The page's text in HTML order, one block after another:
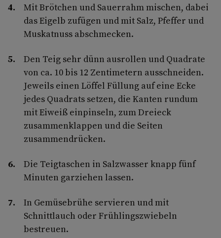
Mit Brötchen und Sauerrahm mischen, dabei
das Eigelb zufügen und mit Salz, Pfeffer und
Muskatnuss abschmecken.
Den Teig sehr dünn ausrollen und Quadrate
von ca. 10 bis 12 Zentimetern ausschneiden.
Jeweils einen Löffel Füllung auf eine Ecke
jedes Quadrats setzen, die Kanten rundum
mit Eiweiß einpinseln, zum Dreieck
zusammenklappen und die Seiten
zusammendrücken.
Die Teigtaschen in Salzwasser knapp fünf
Minuten garziehen lassen.
In Gemüsebrühe servieren und mit
Schnittlauch oder Frühlingszwiebeln
bestreuen.